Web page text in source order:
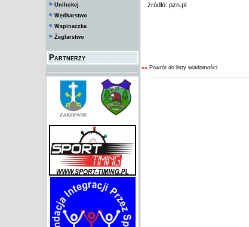
Unihokej
Wędkarstwo
Wspinaczka
Żeglarstwo
Partnerzy
źródłó: pzn.pl
«« Powrót do listy wiadomości